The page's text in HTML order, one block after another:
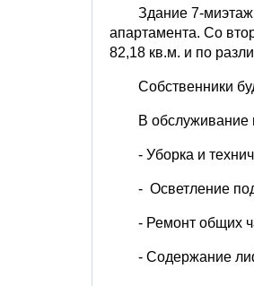
Здание 7-
апартамента. Со
82,18 кв.м. и по
Собственники
В обслуживание
- Уборка и
- Осветление
- Ремонт общих
- Содержание